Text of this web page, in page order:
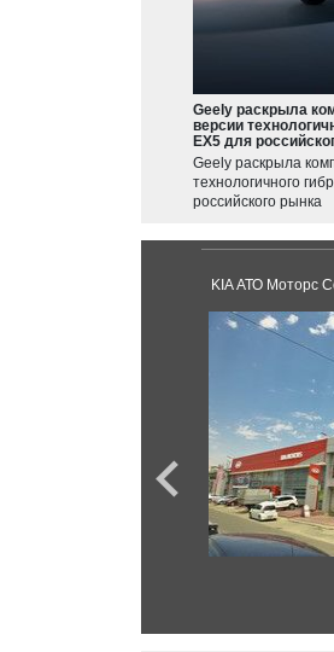
Geely раскрыла
версии
EX5 для
Geely раскрыла
технологичного
российского рынка
KIA АТО Моторс